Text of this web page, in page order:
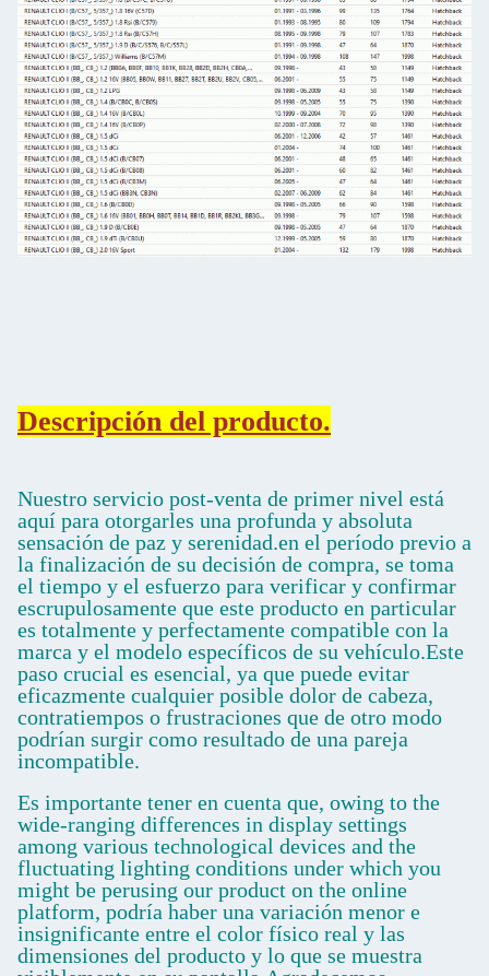
Descripción del producto.
Nuestro servicio post-venta de primer nivel está
aquí para otorgarles una profunda y absoluta
sensación de paz y serenidad.en el período previo a
la finalización de su decisión de compra, se toma
el tiempo y el esfuerzo para verificar y confirmar
escrupulosamente que este producto en particular
es totalmente y perfectamente compatible con la
marca y el modelo específicos de su vehículo.Este
paso crucial es esencial, ya que puede evitar
eficazmente cualquier posible dolor de cabeza,
contratiempos o frustraciones que de otro modo
podrían surgir como resultado de una pareja
incompatible.
Es importante tener en cuenta que, owing to the
wide-ranging differences in display settings
among various technological devices and the
fluctuating lighting conditions under which you
might be perusing our product on the online
platform, podría haber una variación menor e
insignificante entre el color físico real y las
dimensiones del producto y lo que se muestra